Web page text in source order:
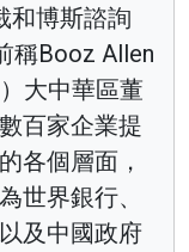
和博斯諮詢
稱Booz Allen
大中華區董
百家企業提
各個層面，
世界銀行、
及中國政府